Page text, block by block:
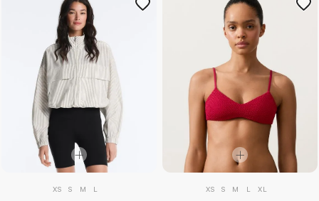
XS S M L XS S M L XL